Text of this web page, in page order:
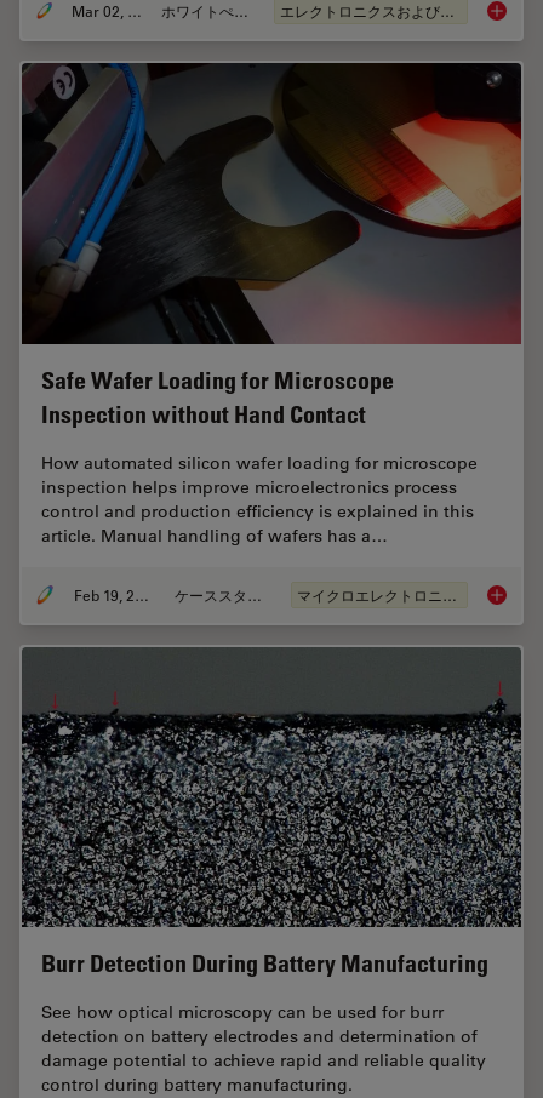
Mar 02, 2026 ホワイトぺーパー エレクトロニクスおよび半導体産業
Safe Wafer Loading for Microscope
Inspection without Hand Contact
How automated silicon wafer loading for microscope
inspection helps improve microelectronics process
control and production efficiency is explained in this
article. Manual handling of wafers has a…
Feb 19, 2026 ケーススタディ マイクロエレクトロニクス Safe
Burr Detection During Battery Manufacturing
See how optical microscopy can be used for burr
detection on battery electrodes and determination of
damage potential to achieve rapid and reliable quality
control during battery manufacturing.